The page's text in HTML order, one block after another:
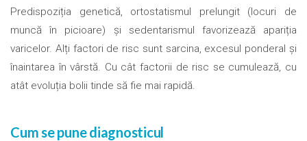
Predispoziția genetică, ortostatismul prelungit (locuri de
muncă în picioare) și sedentarismul favorizează apariția
varicelor. Alți factori de risc sunt sarcina, excesul ponderal și
înaintarea în vârstă. Cu cât factorii de risc se cumulează, cu
atât evoluția bolii tinde să fie mai rapidă.
Cum se pune diagnosticul